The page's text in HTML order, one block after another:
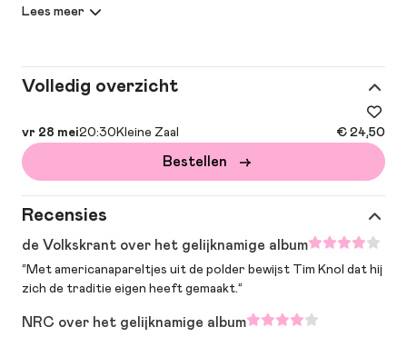
prachtige covers en veel nieuwe nummers. “Hoe hij het doet,
Heaven:
voorbijgevlogen. Dat mag je een prestatie van formaat
noemen van iemand die alleen op het podium staat met zes
gitaren, een mandoline en een Ierse bouzouki. (…) Wat ook is
doet ie het, maar hij neemt je moeiteloos mee in zijn wereld.”
Volledig overzicht
vr 28 mei20:30 Kleine Zaal € 24,50
Bestellen
Recensies
de Volkskrant over het gelijknamige album
“Met americanapareltjes uit de polder bewijst Tim Knol dat hij
zich de traditie eigen heeft gemaakt.”
NRC over het gelijknamige album